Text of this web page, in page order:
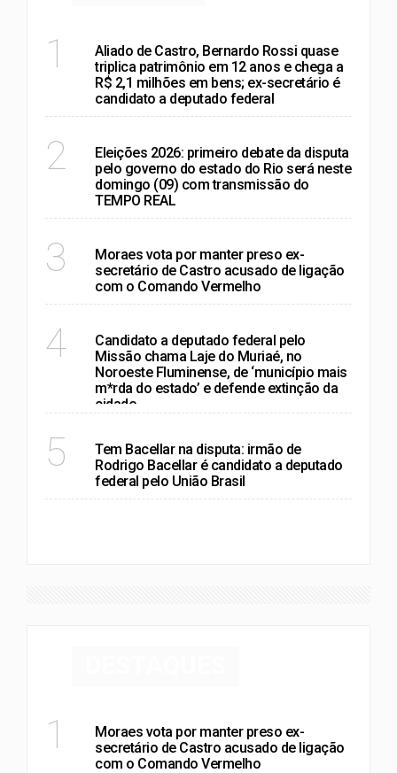
1
Aliado de Castro, Bernardo Rossi quase
triplica patrimônio em 12 anos e chega a
R$ 2,1 milhões em bens; ex-secretário é
candidato a deputado federal
2
Eleições 2026: primeiro debate da disputa
pelo governo do estado do Rio será neste
domingo (09) com transmissão do
TEMPO REAL
3
Moraes vota por manter preso ex-
secretário de Castro acusado de ligação
com o Comando Vermelho
4
Candidato a deputado federal pelo
Missão chama Laje do Muriaé, no
Noroeste Fluminense, de ‘município mais
m*rda do estado’ e defende extinção da
cidade
5
Tem Bacellar na disputa: irmão de
Rodrigo Bacellar é candidato a deputado
federal pelo União Brasil
1
Moraes vota por manter preso ex-
secretário de Castro acusado de ligação
com o Comando Vermelho